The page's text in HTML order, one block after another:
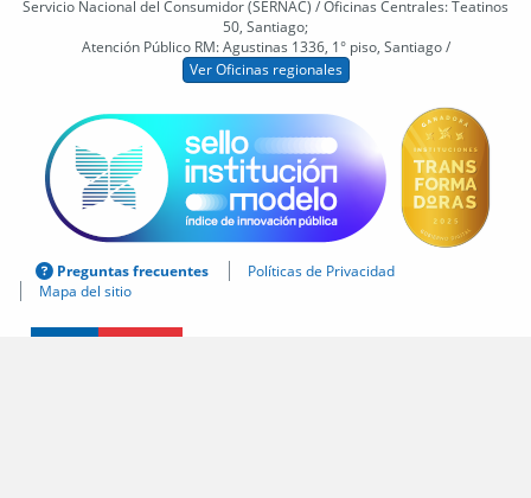
Servicio Nacional del Consumidor (SERNAC) / Oficinas Centrales: Teatinos
50, Santiago;
Atención Público RM: Agustinas 1336, 1° piso, Santiago /
Ver Oficinas regionales
Preguntas frecuentes
Políticas de Privacidad
Mapa del sitio